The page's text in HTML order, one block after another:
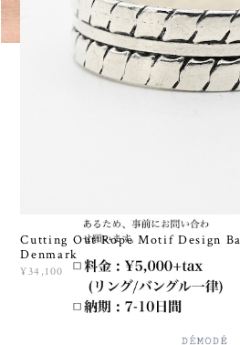
Cutting Out Rope Motif Design
Denmark
¥34,100